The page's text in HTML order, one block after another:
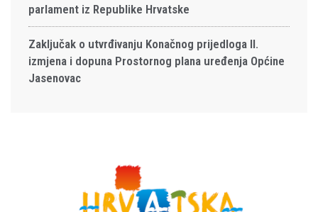
parlament iz Republike Hrvatske
Zaključak o utvrđivanju Konačnog prijedloga II.
izmjena i dopuna Prostornog plana uređenja Općine
Jasenovac